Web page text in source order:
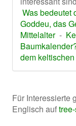
Was bedeutet
Goddeu, das
Mittelalter-
dem
Für Interessierte
Englisch auf